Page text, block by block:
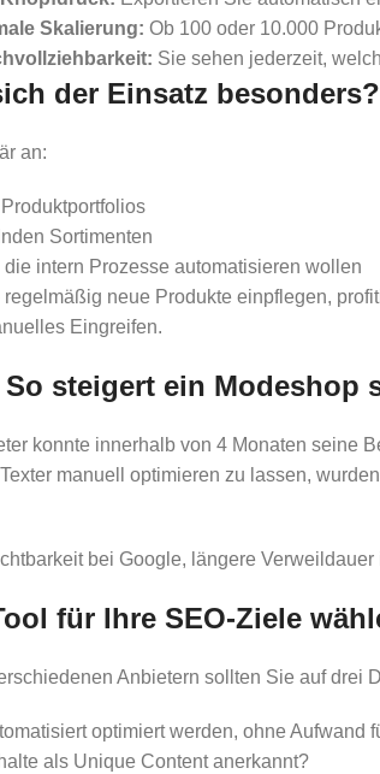
Skalierung: Ob 100 oder 10.000
Sie sehen jederzeit,
der Einsatz besonders?
an:
Sortimenten
intern Prozesse automatisieren wollen
neue Produkte einpflegen,
Eingreifen.
steigert ein Modeshop
konnte innerhalb von 4 Monaten seine
manuell optimieren zu lassen,
bei Google, längere
für Ihre SEO-Ziele
Anbietern sollten Sie auf drei
optimiert werden, ohne Aufwand
als Unique Content anerkannt?